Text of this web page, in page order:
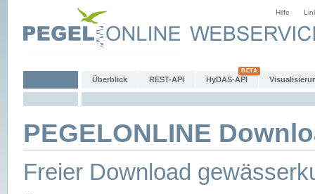
Hilfe
Überblick REST-API HyDAS-API
PEGELONLINE
Freier Download